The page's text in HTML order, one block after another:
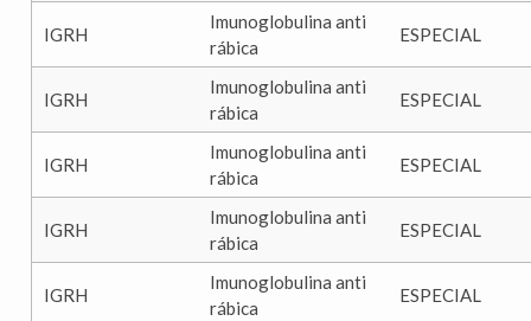
IGRH
Imunoglobulina anti
rábica
ESPECIAL
IGRH
Imunoglobulina anti
rábica
ESPECIAL
IGRH
Imunoglobulina anti
rábica
ESPECIAL
IGRH
Imunoglobulina anti
rábica
ESPECIAL
IGRH
Imunoglobulina anti
rábica
ESPECIAL